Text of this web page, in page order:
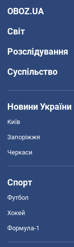
OBOZ.UA
Світ
Розслідування
Суспільство
Новини України
Київ
Запоріжжя
Черкаси
Спорт
Футбол
Хокей
Формула-1